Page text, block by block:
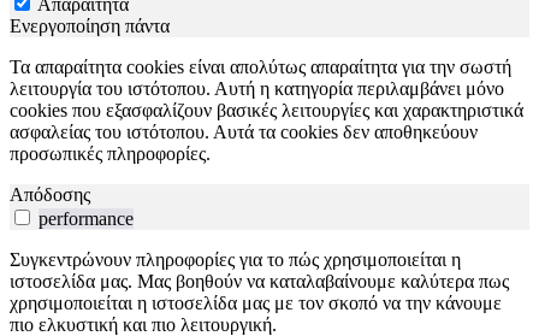
Ενεργοποίηση πάντα
Τα απαραίτητα cookies είναι απολύτως απαραίτητα για την σωστή
λειτουργία του ιστότοπου. Αυτή η κατηγορία περιλαμβάνει μόνο
cookies που εξασφαλίζουν βασικές λειτουργίες και χαρακτηριστικά
ασφαλείας του ιστότοπου. Αυτά τα cookies δεν αποθηκεύουν
προσωπικές πληροφορίες.
Απόδοσης
performance
Συγκεντρώνουν πληροφορίες για το πώς χρησιμοποιείται η
ιστοσελίδα μας. Μας βοηθούν να καταλαβαίνουμε καλύτερα πως
χρησιμοποιείται η ιστοσελίδα μας με τον σκοπό να την κάνουμε
πιο ελκυστική και πιο λειτουργική.